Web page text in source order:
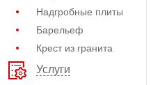
Надгробные плиты
Барельеф
Крест из гранита
Услуги